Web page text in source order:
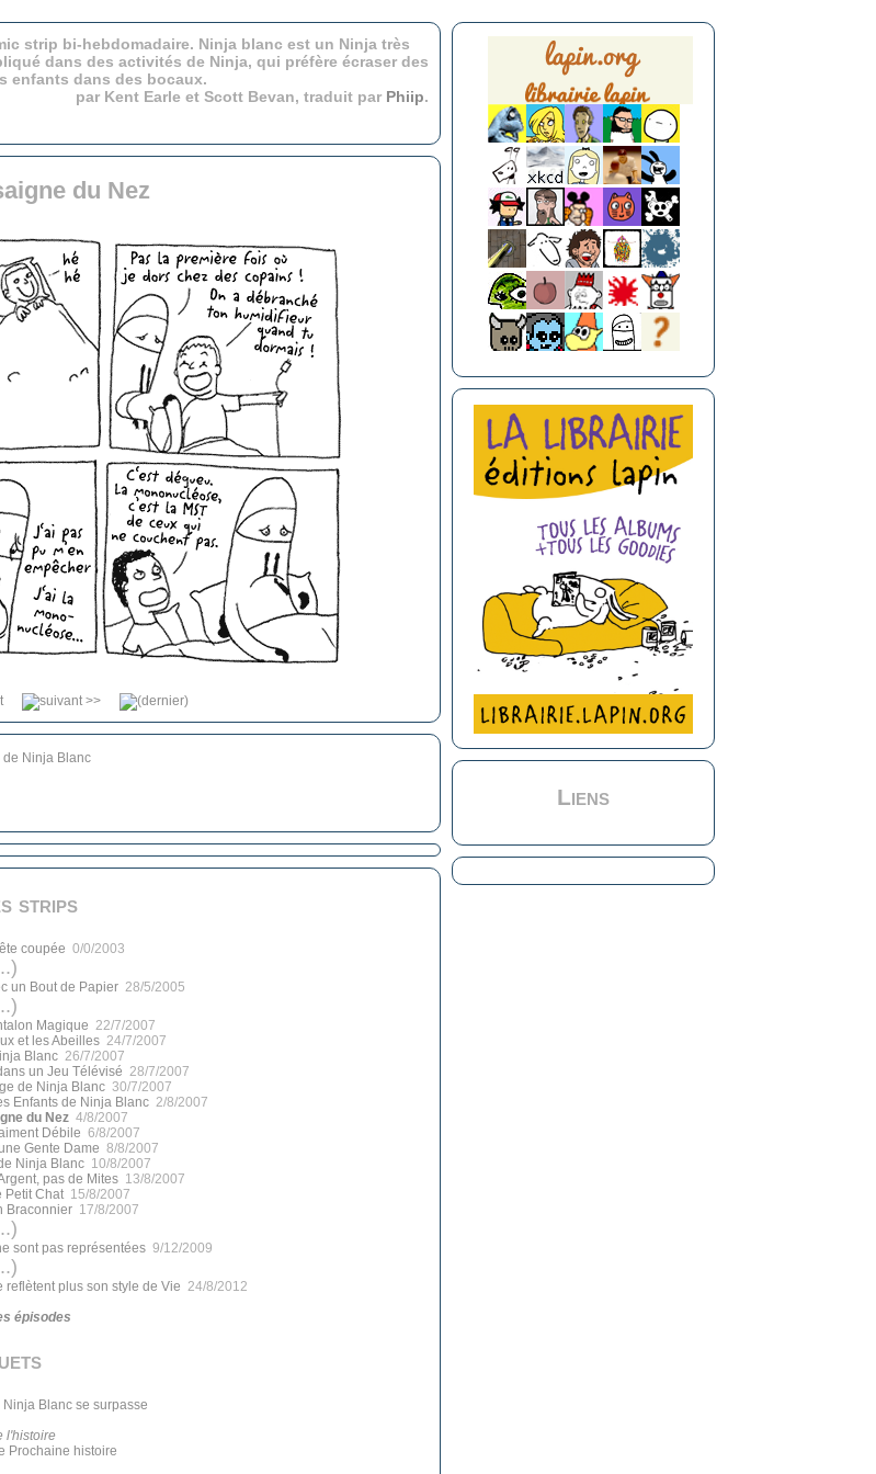
strip bi-hebdomadaire. Ninja blanc est un Ninja très
dans des activités de Ninja, qui préfère écraser des
enfants dans des bocaux.
par Kent Earle et Scott Bevan, traduit par Phiip.
du Nez
strips
coupée 0/0/2003
un Bout de Papier 28/5/2005
Magique 22/7/2007
et les Abeilles24/7/2007
Blanc26/7/2007
un Jeu Télévisé 28/7/2007
de Ninja Blanc 30/7/2007
Enfants de Ninja Blanc 2/8/2007
du Nez 4/8/2007
Débile 6/8/2007
Gente Dame 8/8/2007
Ninja Blanc 10/8/2007
pas de Mites13/8/2007
Petit Chat15/8/2007
Braconnier 17/8/2007
sont pas représentées 9/12/2009
plus son style de Vie 24/8/2012
épisodes
Ninja Blanc se surpasse
l'histoire
Prochaine histoire
Liens